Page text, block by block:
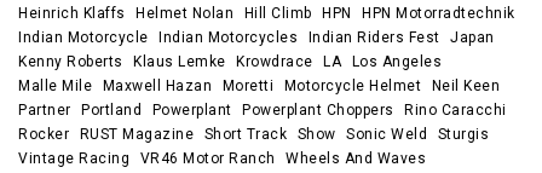
Heinrich Klaffs
Helmet Nolan Hill Climb HPN
HPN Motorradtechnik
Indian Motorcycle
Indian Motorcycles Indian Riders Fest
Japan
Kenny Roberts
Klaus Lemke Krowdrace LA
Los Angeles
Malle Mile
Maxwell Hazan Moretti Motorcycle Helmet
Neil Keen
Partner
Portland Powerplant Powerplant Choppers
Rino Caracchi
Rocker
RUST Magazine Short Track Show Sonic Weld
Sturgis
Vintage Racing
VR46 Motor Ranch
Wheels And Waves